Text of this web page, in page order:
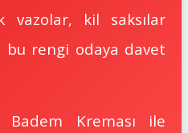
vazolar, kil saksılar
rengi odaya davet
Badem Kreması ile